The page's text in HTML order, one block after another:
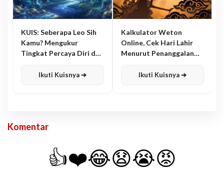
KUIS: Seberapa Leo Sih
Kamu? Mengukur
Tingkat Percaya Diri dan
Ikuti Kuisnya ➔
Kalkulator Weton
Online, Cek Hari Lahir
Menurut Penanggalan
Ikuti Kuisnya ➔
Komentar
👍❤️😂😧😭😡